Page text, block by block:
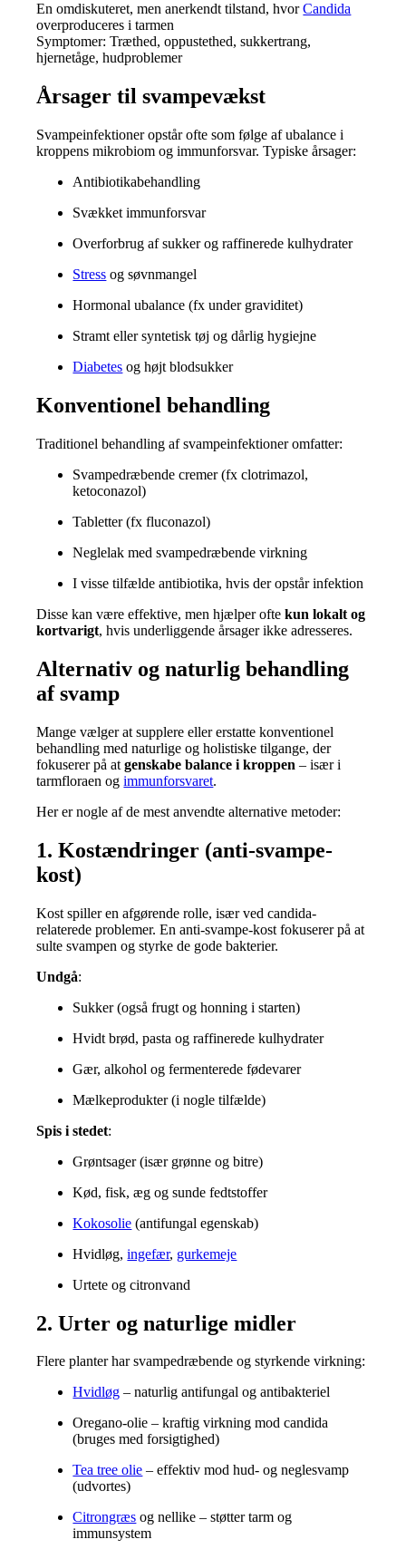
En omdiskuteret, men anerkendt tilstand, hvorCandida
overproduceres i tarmen
Symptomer: Træthed, oppustethed, sukkertrang,
hjernetåge, hudproblemer
Årsager til svampevækst
Svampeinfektioner opstår ofte som følge af ubalance i
kroppens mikrobiom og immunforsvar. Typiske årsager:
Antibiotikabehandling
Svækket immunforsvar
Overforbrug af sukker og raffinerede kulhydrater
Stress og søvnmangel
Hormonal ubalance (fx under graviditet)
Stramt eller syntetisk tøj og dårlig hygiejne
Diabetes og højt blodsukker
Konventionel behandling
Traditionel behandling af svampeinfektioner omfatter:
Svampedræbende cremer (fx clotrimazol,
ketoconazol)
Tabletter (fx fluconazol)
Neglelak med svampedræbende virkning
I visse tilfælde antibiotika, hvis der opstår infektion
Disse kan være effektive, men hjælper oftekun lokalt og
kortvarigt, hvis underliggende årsager ikke adresseres.
Alternativ og naturlig behandling
af svamp
Mange vælger at supplere eller erstatte konventionel
behandling med naturlige og holistiske tilgange, der
fokuserer på atgenskabe balance i kroppen – især i
tarmfloraen ogimmunforsvaret.
Her er nogle af de mest anvendte alternative metoder:
1. Kostændringer (anti-svampe-
kost)
Kost spiller en afgørende rolle, især ved candida-
relaterede problemer. En anti-svampe-kost fokuserer på at
sulte svampen og styrke de gode bakterier.
Undgå:
Sukker (også frugt og honning i starten)
Hvidt brød, pasta og raffinerede kulhydrater
Gær, alkohol og fermenterede fødevarer
Mælkeprodukter (i nogle tilfælde)
Spis i stedet:
Grøntsager (især grønne og bitre)
Kød, fisk, æg og sunde fedtstoffer
Kokosolie (antifungal egenskab)
Hvidløg,ingefær, gurkemeje
Urtete og citronvand
2. Urter og naturlige midler
Flere planter har svampedræbende og styrkende virkning:
Hvidløg – naturlig antifungal og antibakteriel
Oregano-olie – kraftig virkning mod candida
(bruges med forsigtighed)
Tea tree olie – effektiv mod hud- og neglesvamp
(udvortes)
Citrongræs og nellike – støtter tarm og
immunsystem